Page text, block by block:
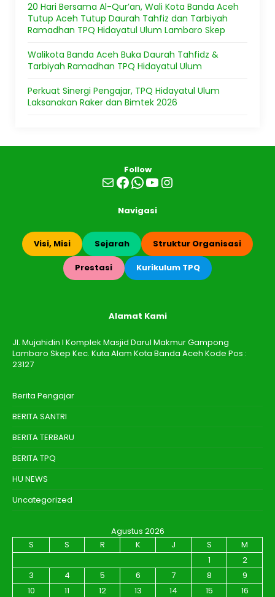
20 Hari Bersama Al-Qur’an, Wali Kota Banda Aceh
Tutup Aceh Tutup Daurah Tahfiz dan Tarbiyah
Ramadhan TPQ Hidayatul Ulum Lambaro Skep
Walikota Banda Aceh Buka Daurah Tahfidz &
Tarbiyah Ramadhan TPQ Hidayatul Ulum
Perkuat Sinergi Pengajar, TPQ Hidayatul Ulum
Laksanakan Raker dan Bimtek 2026
Follow
MailFacebook
WhatsApp
YouTube
Instagram
Navigasi
Visi, Misi Sejarah Struktur Organisasi
Prestasi Kurikulum TPQ
Alamat Kami
Jl. Mujahidin I Komplek Masjid Darul Makmur Gampong
Lambaro Skep Kec. Kuta Alam Kota Banda Aceh Kode Pos :
23127
Berita Pengajar
BERITA SANTRI
BERITA TERBARU
BERITA TPQ
HU NEWS
Uncategorized
Agustus 2026
S
S R K J S
M
1
2
3
4 5 6 7 8
9
10
11 12 13 14 15 16